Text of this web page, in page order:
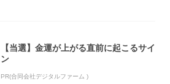
【当選】金運が上がる直前に起こるサイ
ン
PR(合同会社デジタルファーム )